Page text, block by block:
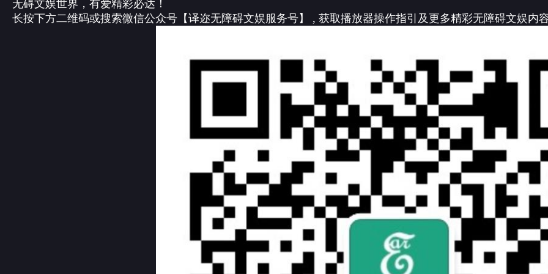
无碍文娱世界，有爱精彩必达！
长按下方二维码或搜索微信公众号【译迩无障碍文娱服务号】 , 获取播放器操作指引及更多精彩无障碍文娱内